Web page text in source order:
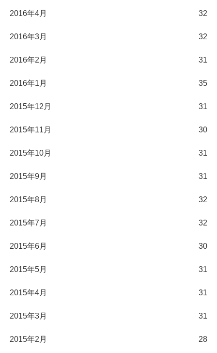
2016年4月 32
2016年3月 32
2016年2月 31
2016年1月 35
2015年12月 31
2015年11月 30
2015年10月 31
2015年9月 31
2015年8月 32
2015年7月 32
2015年6月 30
2015年5月 31
2015年4月 31
2015年3月 31
2015年2月 28